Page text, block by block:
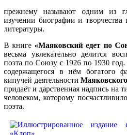
прежнему называют одним из
изучении биографии и творчества
литературы.
В книге «Маяковский едет по
весьма увлекательно делится
поэта по Союзу с 1926 по 1930
содержащегося в нём богатого
кипучей деятельностиМаяковского
придаёт и дарственная надпись на
человеком, которому
поэта.